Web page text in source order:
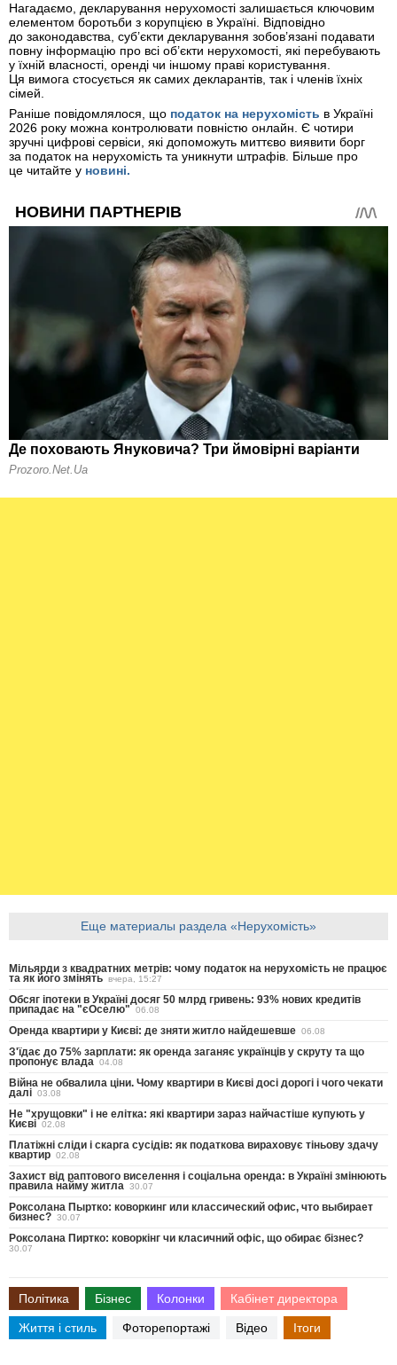
Нагадаємо, декларування нерухомості залишається ключовим
елементом боротьби з корупцією в Україні. Відповідно
до законодавства, суб’єкти декларування зобов’язані подавати
повну інформацію про всі об’єкти нерухомості, які перебувають
у їхній власності, оренді чи іншому праві користування.
Ця вимога стосується як самих декларантів, так і членів їхніх
сімей.
Раніше повідомлялося, що податок на нерухомість в Україні
2026 року можна контролювати повністю онлайн. Є чотири
зручні цифрові сервіси, які допоможуть миттєво виявити борг
за податок на нерухомість та уникнути штрафів. Більше про
це читайте у новині.
Еще материалы раздела «Нерухомість»
Мільярди з квадратних метрів: чому податок на нерухомість не працює
та як його змінять вчера, 15:27
Обсяг іпотеки в Україні досяг 50 млрд гривень: 93% нових кредитів
припадає на "єОселю" 06.08
Оренда квартири у Києві: де зняти житло найдешевше 06.08
З'їдає до 75% зарплати: як оренда заганяє українців у скруту та що
пропонує влада 04.08
Війна не обвалила ціни. Чому квартири в Києві досі дорогі і чого чекати
далі 03.08
Не "хрущовки" і не елітка: які квартири зараз найчастіше купують у
Києві 02.08
Платіжні сліди і скарга сусідів: як податкова вираховує тіньову здачу
квартир 02.08
Захист від раптового виселення і соціальна оренда: в Україні змінюють
правила найму житла 30.07
Роксолана Пыртко: коворкинг или классический офис, что выбирает
бизнес? 30.07
Роксолана Пиртко: коворкінг чи класичний офіс, що обирає бізнес?
30.07
Політика Бізнес Колонки Кабінет директора
Життя і стиль Фоторепортажі Відео Ітоги